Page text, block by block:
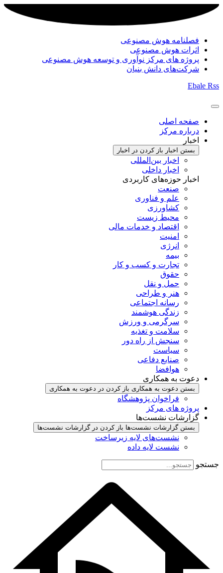
فصلنامه هوش مصنوعی
اثرات هوش مصنوعی
پروژه های مرکز نوآوری و توسعه هوش مصنوعی
شرکت‌های دانش بنیان
Ebale Rss
صفحه اصلی
درباره مرکز
اخبار
بستن اخبار باز کردن در اخبار
اخبار بین‌المللی
اخبار داخلی
اخبار حوزه‌های کاربردی
صنعت
علم و فناوری
کشاورزی
محیط زیست
اقتصاد و خدمات مالی
امنیت
انرژی
بیمه
تجارت و کسب و کار
حقوق
حمل و نقل
هنر و طراحی
رسانه اجتماعی
زندگی هوشمند
سرگرمی و ورزش
سلامت و تغذیه
سنجش از راه دور
سیاست
صنایع دفاعی
هوافضا
دعوت به همکاری
بستن دعوت به همکاری باز کردن در دعوت به همکاری
فراخوان پژوهشگاه
پروژه های مرکز
گزارشات نشست‌ها
بستن گزارشات نشست‌ها باز کردن در گزارشات نشست‌ها
نشست‌‌های لایه زیرساخت
نشست لایه داده
جستجو